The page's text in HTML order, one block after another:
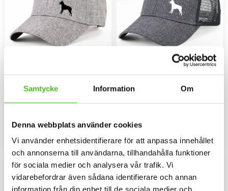
Samtycke Information Om
Denna webbplats använder cookies
Vi använder enhetsidentifierare för att anpassa innehållet
och annonserna till användarna, tillhandahålla funktioner
för sociala medier och analysera vår trafik. Vi
vidarebefordrar även sådana identifierare och annan
information från din enhet till de sociala medier och
Keps med Saarloos
Wolfhond
med snygg passform och
Lägg till i favoriter
INFO
Gråmelerad Keps med
Saarloos Wolfhond
snygg passform och baksida av
Lägg
F
L
E
E
C
E
F
O
D
E
R